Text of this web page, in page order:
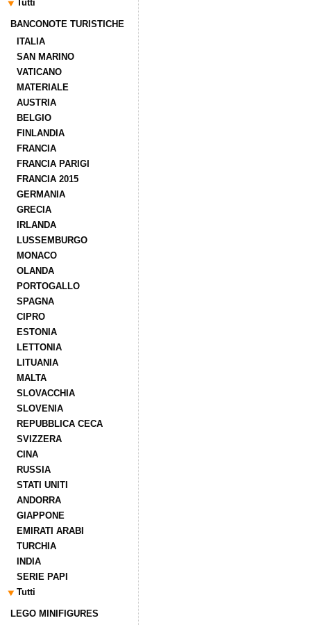
Tutti
BANCONOTE TURISTICHE
ITALIA
SAN MARINO
VATICANO
MATERIALE
AUSTRIA
BELGIO
FINLANDIA
FRANCIA
FRANCIA PARIGI
FRANCIA 2015
GERMANIA
GRECIA
IRLANDA
LUSSEMBURGO
MONACO
OLANDA
PORTOGALLO
SPAGNA
CIPRO
ESTONIA
LETTONIA
LITUANIA
MALTA
SLOVACCHIA
SLOVENIA
REPUBBLICA CECA
SVIZZERA
CINA
RUSSIA
STATI UNITI
ANDORRA
GIAPPONE
EMIRATI ARABI
TURCHIA
INDIA
SERIE PAPI
Tutti
LEGO MINIFIGURES